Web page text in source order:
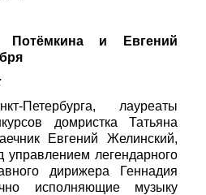
Потёмкина и Евгений
Петербурга, лауреаты
домристка Татьяна
Евгений Желинский,
управлением легендарного
дирижера Геннадия
исполняющие музыку